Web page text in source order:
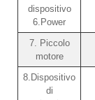
dispositivo
6.Power
7. Piccolo
motore
8.Dispositivo
di